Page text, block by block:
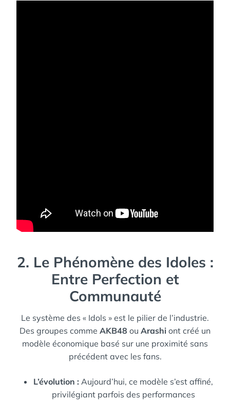
2. Le Phénomène des Idoles :
Entre Perfection et
Communauté
Le système des « Idols » est le pilier de l’industrie.
Des groupes comme AKB48 ou Arashi ont créé un
modèle économique basé sur une proximité sans
précédent avec les fans.
L’évolution : Aujourd’hui, ce modèle s’est affiné,
privilégiant parfois des performances